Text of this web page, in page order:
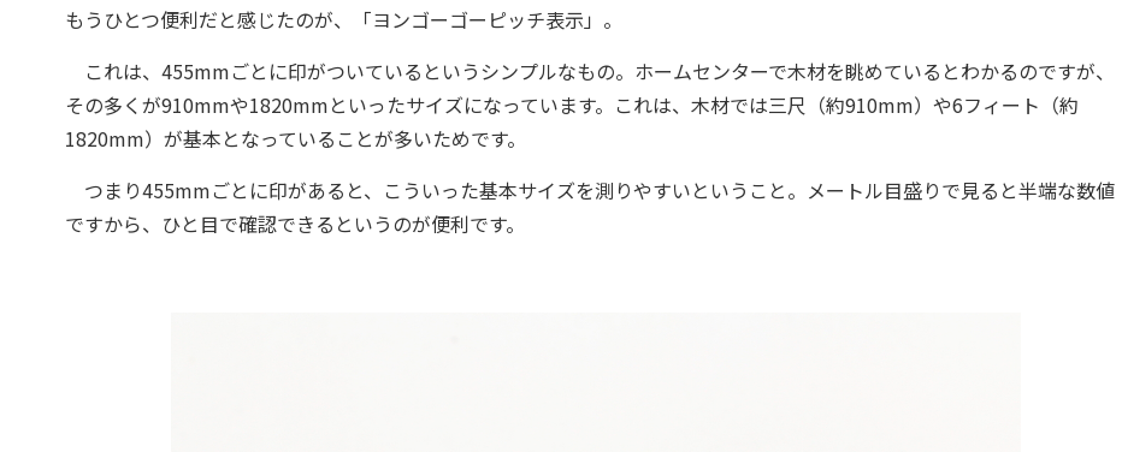
もうひとつ便利だと感じたのが、「ヨンゴーゴーピッチ表示」。
これは、455mmごとに印がついているというシンプルなもの。ホームセンターで木材を眺めているとわかるのですが、
その多くが910mmや1820mmといったサイズになっています。これは、木材では三尺（約910mm）や6フィート（約
1820mm）が基本となっていることが多いためです。
つまり455mmごとに印があると、こういった基本サイズを測りやすいということ。メートル目盛りで見ると半端な数値
ですから、ひと目で確認できるというのが便利です。